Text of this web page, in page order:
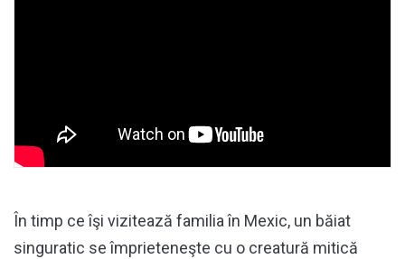
În timp ce îşi vizitează familia în Mexic, un băiat
singuratic se împrieteneşte cu o creatură mitică